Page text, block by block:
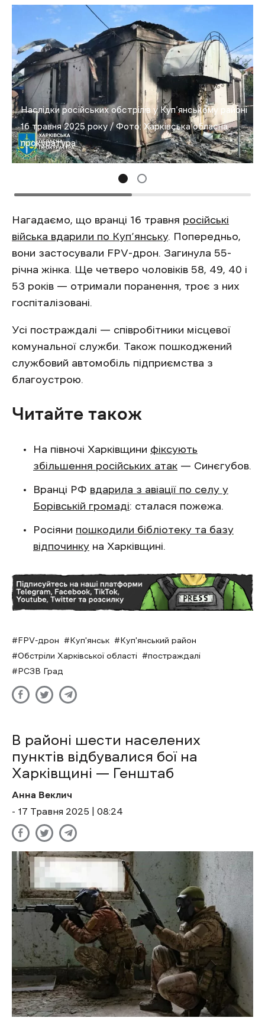
Наслідки російських обстрілів у Куп’янському районі
16 травня 2025 року / Фото: Харківська обласна
прокуратура
Нагадаємо, що вранці 16 травня російські
війська вдарили по Куп’янську. Попередньо,
вони застосували FPV-дрон. Загинула 55-
річна жінка. Ще четверо чоловіків 58, 49, 40 і
53 років — отримали поранення, троє з них
госпіталізовані.
Усі постраждалі — співробітники місцевої
комунальної служби. Також пошкоджений
службовий автомобіль підприємства з
благоустрою.
Читайте також
На півночі Харківщини фіксують
збільшення російських атак — Синєгубов.
Вранці РФ вдарила з авіації по селу у
Борівській громаді: сталася пожежа.
Росіяни пошкодили бібліотеку та базу
відпочинку на Харківщині.
FPV-дрон Куп'янськ
Куп'янський район
Обстріли Харківської області
постраждалі
РСЗВ Град
В районі шести населених
пунктів відбувалися бої на
Харківщині — Генштаб
Анна Веклич
- 17 Травня 2025 | 08:24